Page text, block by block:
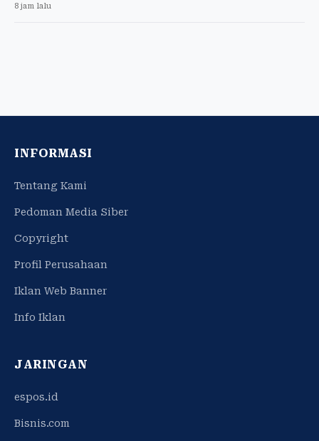
8 jam lalu
INFORMASI
Tentang Kami
Pedoman Media Siber
Copyright
Profil Perusahaan
Iklan Web Banner
Info Iklan
JARINGAN
espos.id
Bisnis.com